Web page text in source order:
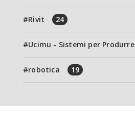
Rivit 24
Ucimu - Sistemi per Produrre
robotica 19